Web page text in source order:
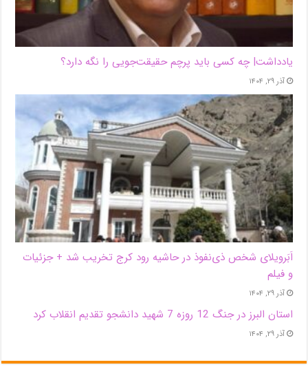
یادداشت| ‌چه کسی باید پرچم حقیقت‌جویی را نگه دارد؟
آذر ۲۹, ۱۴۰۴
اَبَر‌ویلای شخص ذی‌نفوذ در حاشیه‌ رود کرج تخریب شد + جزئیات
و فیلم
آذر ۲۹, ۱۴۰۴
استان البرز در جنگ 12 روزه 7 شهید دانشجو تقدیم انقلاب کرد
آذر ۲۹, ۱۴۰۴